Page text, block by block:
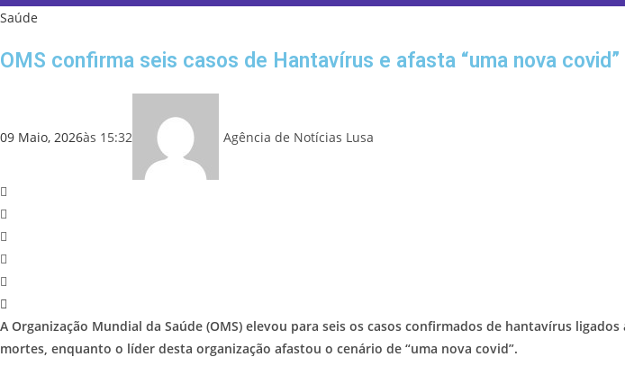
Saúde
OMS confirma seis casos de Hantavírus e afasta “uma nova covid”
09 Maio, 2026às 15:32 Agência de Notícias Lusa
A Organização Mundial da Saúde (OMS) elevou para seis os casos confirmados de hantavírus
mortes, enquanto o líder desta organização afastou o cenário de “uma nova covid”.